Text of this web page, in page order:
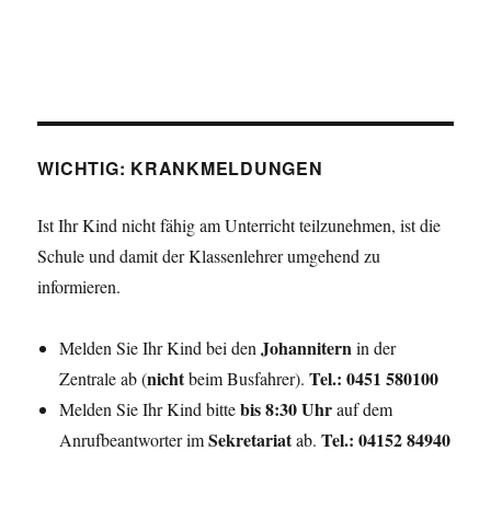
WICHTIG: KRANKMELDUNGEN
Ist Ihr Kind nicht fähig am Unterricht teilzunehmen, ist die
Schule und damit der Klassenlehrer umgehend zu
informieren.
Melden Sie Ihr Kind bei denJohanniternin der
Zentrale ab (nichtbeim Busfahrer).Tel.: 0451 580100
Melden Sie Ihr Kind bittebis 8:30 Uhrauf dem
Anrufbeantworter imSekretariatab.Tel.: 04152 84940